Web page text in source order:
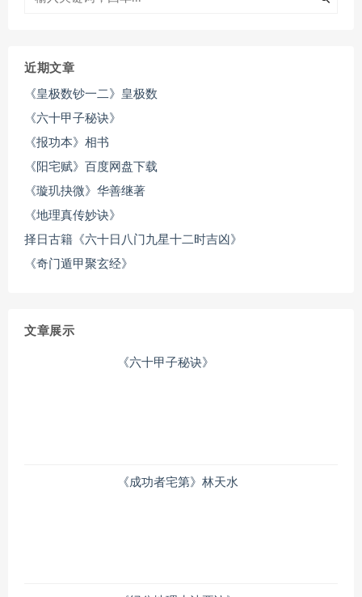
近期文章
《皇极数钞一二》皇极数
《六十甲子秘诀》
《报功本》相书
《阳宅赋》百度网盘下载
《璇玑抉微》华善继著
《地理真传妙诀》
择日古籍《六十日八门九星十二时吉凶》
《奇门遁甲聚玄经》
文章展示
《六十甲子秘诀》
《成功者宅第》林天水